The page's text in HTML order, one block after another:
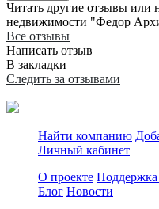
Читать другие отзывы или
недвижимости "Федор
Все отзывы
Написать отзыв
В закладки
Следить за отзывами
Найти компанию
Личный кабинет
О проекте Поддержка
Блог Новости